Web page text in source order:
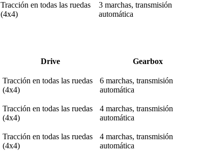
Tracción en todas las ruedas
(4x4)
3 marchas, transmisión
automática
Drive Gearbox
Tracción en todas las ruedas
(4x4)
6 marchas, transmisión
automática
Tracción en todas las ruedas
(4x4)
4 marchas, transmisión
automática
Tracción en todas las ruedas
(4x4)
4 marchas, transmisión
automática